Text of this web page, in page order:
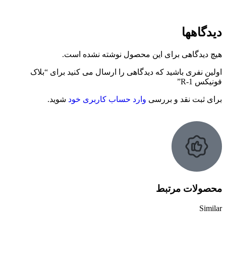
دیدگاهها
هیچ دیدگاهی برای این محصول نوشته نشده است.
اولین نفری باشید که دیدگاهی را ارسال می کنید برای “بلاک
فونیکس R-1”
برای ثبت نقد و بررسی وارد حساب کاربری خود شوید.
محصولات مرتبط
Similar